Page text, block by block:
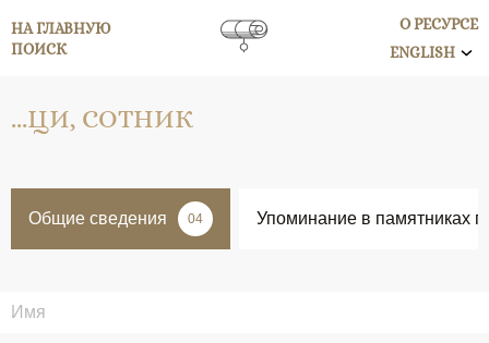
НА ГЛАВНУЮ
ПОИСК
О РЕСУРСЕ
ENGLISH
...ЦИ, СОТНИК
Общие сведения 04 Упоминание в памятниках
Имя